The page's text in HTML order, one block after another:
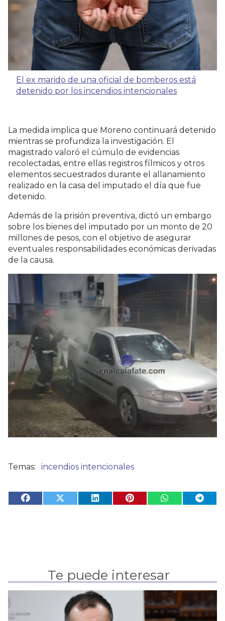
El ex marido de una oficial de bomberos está
detenido por los incendios intencionales
La medida implica que Moreno continuará detenido
mientras se profundiza la investigación. El
magistrado valoró el cúmulo de evidencias
recolectadas, entre ellas registros fílmicos y otros
elementos secuestrados durante el allanamiento
realizado en la casa del imputado el día que fue
detenido.
Además de la prisión preventiva, dictó un embargo
sobre los bienes del imputado por un monto de 20
millones de pesos, con el objetivo de asegurar
eventuales responsabilidades económicas derivadas
de la causa.
incendios intencionales
Te puede interesar